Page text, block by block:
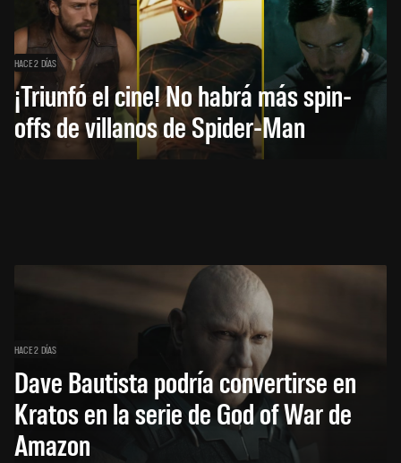
HACE 2 DÍAS
¡Triunfó el cine! No habrá más spin-
offs de villanos de Spider-Man
HACE 2 DÍAS
Dave Bautista podría convertirse en
Kratos en la serie de God of War de
Amazon